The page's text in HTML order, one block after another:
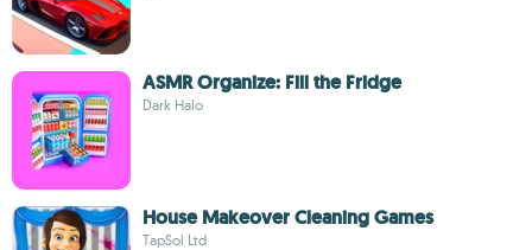
ASMR Organize: Fill the Fridge
Dark Halo
House Makeover Cleaning Games
TapSol Ltd